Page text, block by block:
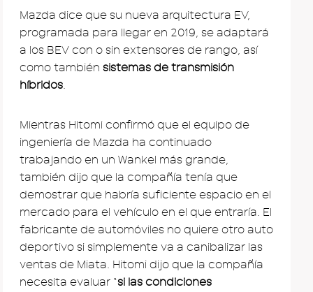
Mazda dice que su nueva arquitectura EV,
programada para llegar en 2019, se adaptará
a los BEV con o sin extensores de rango, así
como también sistemas de transmisión
híbridos.
Mientras Hitomi confirmó que el equipo de
ingeniería de Mazda ha continuado
trabajando en un Wankel más grande,
también dijo que la compañía tenía que
demostrar que habría suficiente espacio en el
mercado para el vehículo en el que entraría. El
fabricante de automóviles no quiere otro auto
deportivo si simplemente va a canibalizar las
ventas de Miata. Hitomi dijo que la compañía
necesita evaluar “si las condiciones